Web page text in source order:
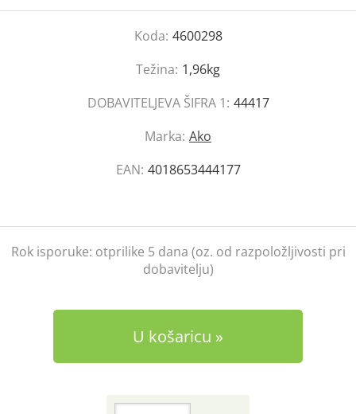
Koda: 4600298
Težina: 1,96kg
DOBAVITELJEVA ŠIFRA 1: 44417
Marka: Ako
EAN: 4018653444177
Rok isporuke: otprilike 5 dana (oz. od razpoložljivosti pri
dobavitelju)
U košaricu